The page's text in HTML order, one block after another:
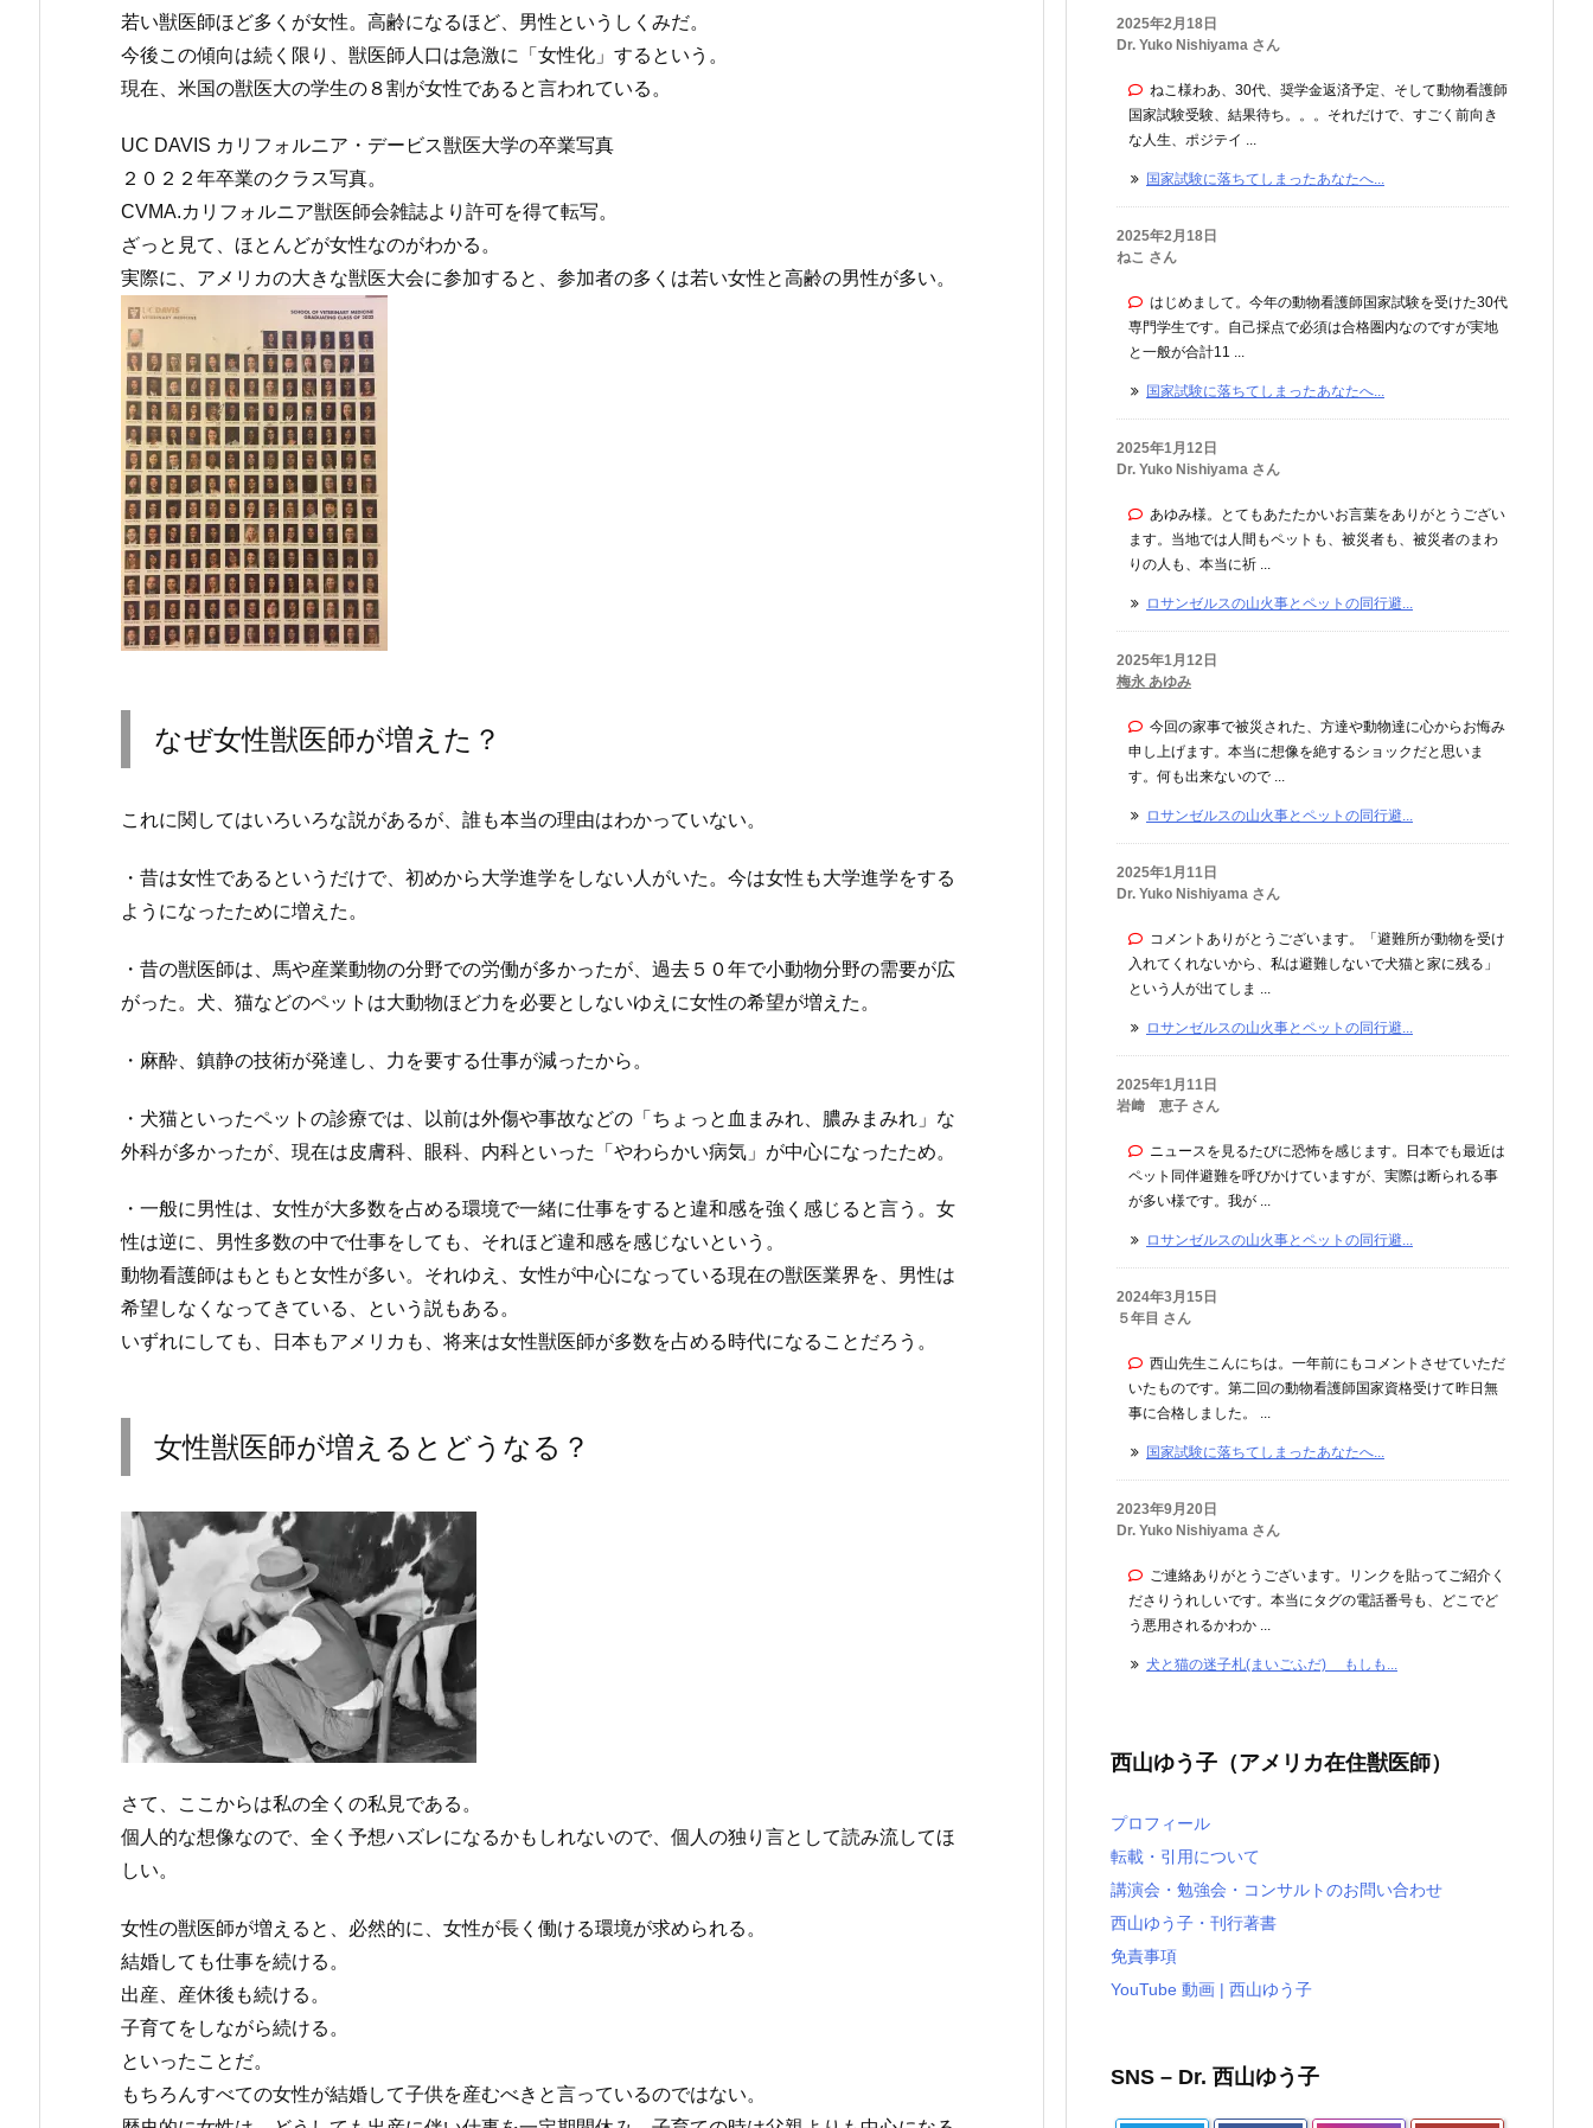
若い獣医師ほど多くが女性。高齢になるほど、男性というしくみだ。
今後この傾向は続く限り、獣医師人口は急激に「女性化」するという。
現在、米国の獣医大の学生の８割が女性であると言われている。
UC DAVIS カリフォルニア・デービス獣医大学の卒業写真
２０２２年卒業のクラス写真。
CVMA.カリフォルニア獣医師会雑誌より許可を得て転写。
ざっと見て、ほとんどが女性なのがわかる。
実際に、アメリカの大きな獣医大会に参加すると、参加者の多くは若い女性と高齢の男性が多い。
なぜ女性獣医師が増えた？
これに関してはいろいろな説があるが、誰も本当の理由はわかっていない。
・昔は女性であるというだけで、初めから大学進学をしない人がいた。今は女性も大学進学をする
ようになったために増えた。
・昔の獣医師は、馬や産業動物の分野での労働が多かったが、過去５０年で小動物分野の需要が広
がった。犬、猫などのペットは大動物ほど力を必要としないゆえに女性の希望が増えた。
・麻酔、鎮静の技術が発達し、力を要する仕事が減ったから。
・犬猫といったペットの診療では、以前は外傷や事故などの「ちょっと血まみれ、膿みまみれ」な
外科が多かったが、現在は皮膚科、眼科、内科といった「やわらかい病気」が中心になったため。
・一般に男性は、女性が大多数を占める環境で一緒に仕事をすると違和感を強く感じると言う。女
性は逆に、男性多数の中で仕事をしても、それほど違和感を感じないという。
動物看護師はもともと女性が多い。それゆえ、女性が中心になっている現在の獣医業界を、男性は
希望しなくなってきている、という説もある。
いずれにしても、日本もアメリカも、将来は女性獣医師が多数を占める時代になることだろう。
女性獣医師が増えるとどうなる？
さて、ここからは私の全くの私見である。
個人的な想像なので、全く予想ハズレになるかもしれないので、個人の独り言として読み流してほ
しい。
女性の獣医師が増えると、必然的に、女性が長く働ける環境が求められる。
結婚しても仕事を続ける。
出産、産休後も続ける。
子育てをしながら続ける。
といったことだ。
もちろんすべての女性が結婚して子供を産むべきと言っているのではない。
2025年2月18日
Dr. Yuko Nishiyama さん
ねこ様わあ、30代、奨学金返済予定、そして動物看護師
国家試験受験、結果待ち。。。それだけで、すごく前向き
な人生、ポジテイ ...
国家試験に落ちてしまったあなたへ...
2025年2月18日
ねこ さん
はじめまして。今年の動物看護師国家試験を受けた30代
専門学生です。自己採点で必須は合格圏内なのですが実地
と一般が合計11 ...
国家試験に落ちてしまったあなたへ...
2025年1月12日
Dr. Yuko Nishiyama さん
あゆみ様。とてもあたたかいお言葉をありがとうござい
ます。当地では人間もペットも、被災者も、被災者のまわ
りの人も、本当に祈 ...
ロサンゼルスの山火事とペットの同行避...
2025年1月12日
梅永 あゆみ
今回の家事で被災された、方達や動物達に心からお悔み
申し上げます。本当に想像を絶するショックだと思いま
す。何も出来ないので ...
ロサンゼルスの山火事とペットの同行避...
2025年1月11日
Dr. Yuko Nishiyama さん
コメントありがとうございます。「避難所が動物を受け
入れてくれないから、私は避難しないで犬猫と家に残る」
という人が出てしま ...
ロサンゼルスの山火事とペットの同行避...
2025年1月11日
岩﨑 恵子 さん
ニュースを見るたびに恐怖を感じます。日本でも最近は
ペット同伴避難を呼びかけていますが、実際は断られる事
が多い様です。我が ...
ロサンゼルスの山火事とペットの同行避...
2024年3月15日
５年目 さん
西山先生こんにちは。一年前にもコメントさせていただ
いたものです。第二回の動物看護師国家資格受けて昨日無
事に合格しました。 ...
国家試験に落ちてしまったあなたへ...
2023年9月20日
Dr. Yuko Nishiyama さん
ご連絡ありがとうございます。リンクを貼ってご紹介く
ださりうれしいです。本当にタグの電話番号も、どこでど
う悪用されるかわか ...
犬と猫の迷子札(まいごふだ) もしも...
西山ゆう子（アメリカ在住獣医師）
プロフィール
転載・引用について
講演会・勉強会・コンサルトのお問い合わせ
西山ゆう子・刊行著書
免責事項
YouTube 動画 | 西山ゆう子
SNS – Dr. 西山ゆう子